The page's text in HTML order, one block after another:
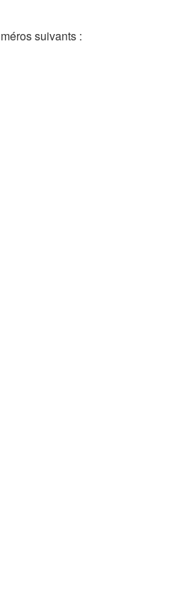
suivants :